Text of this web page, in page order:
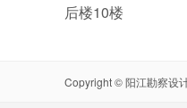
后楼10楼
Copyright ©阳江勘察设